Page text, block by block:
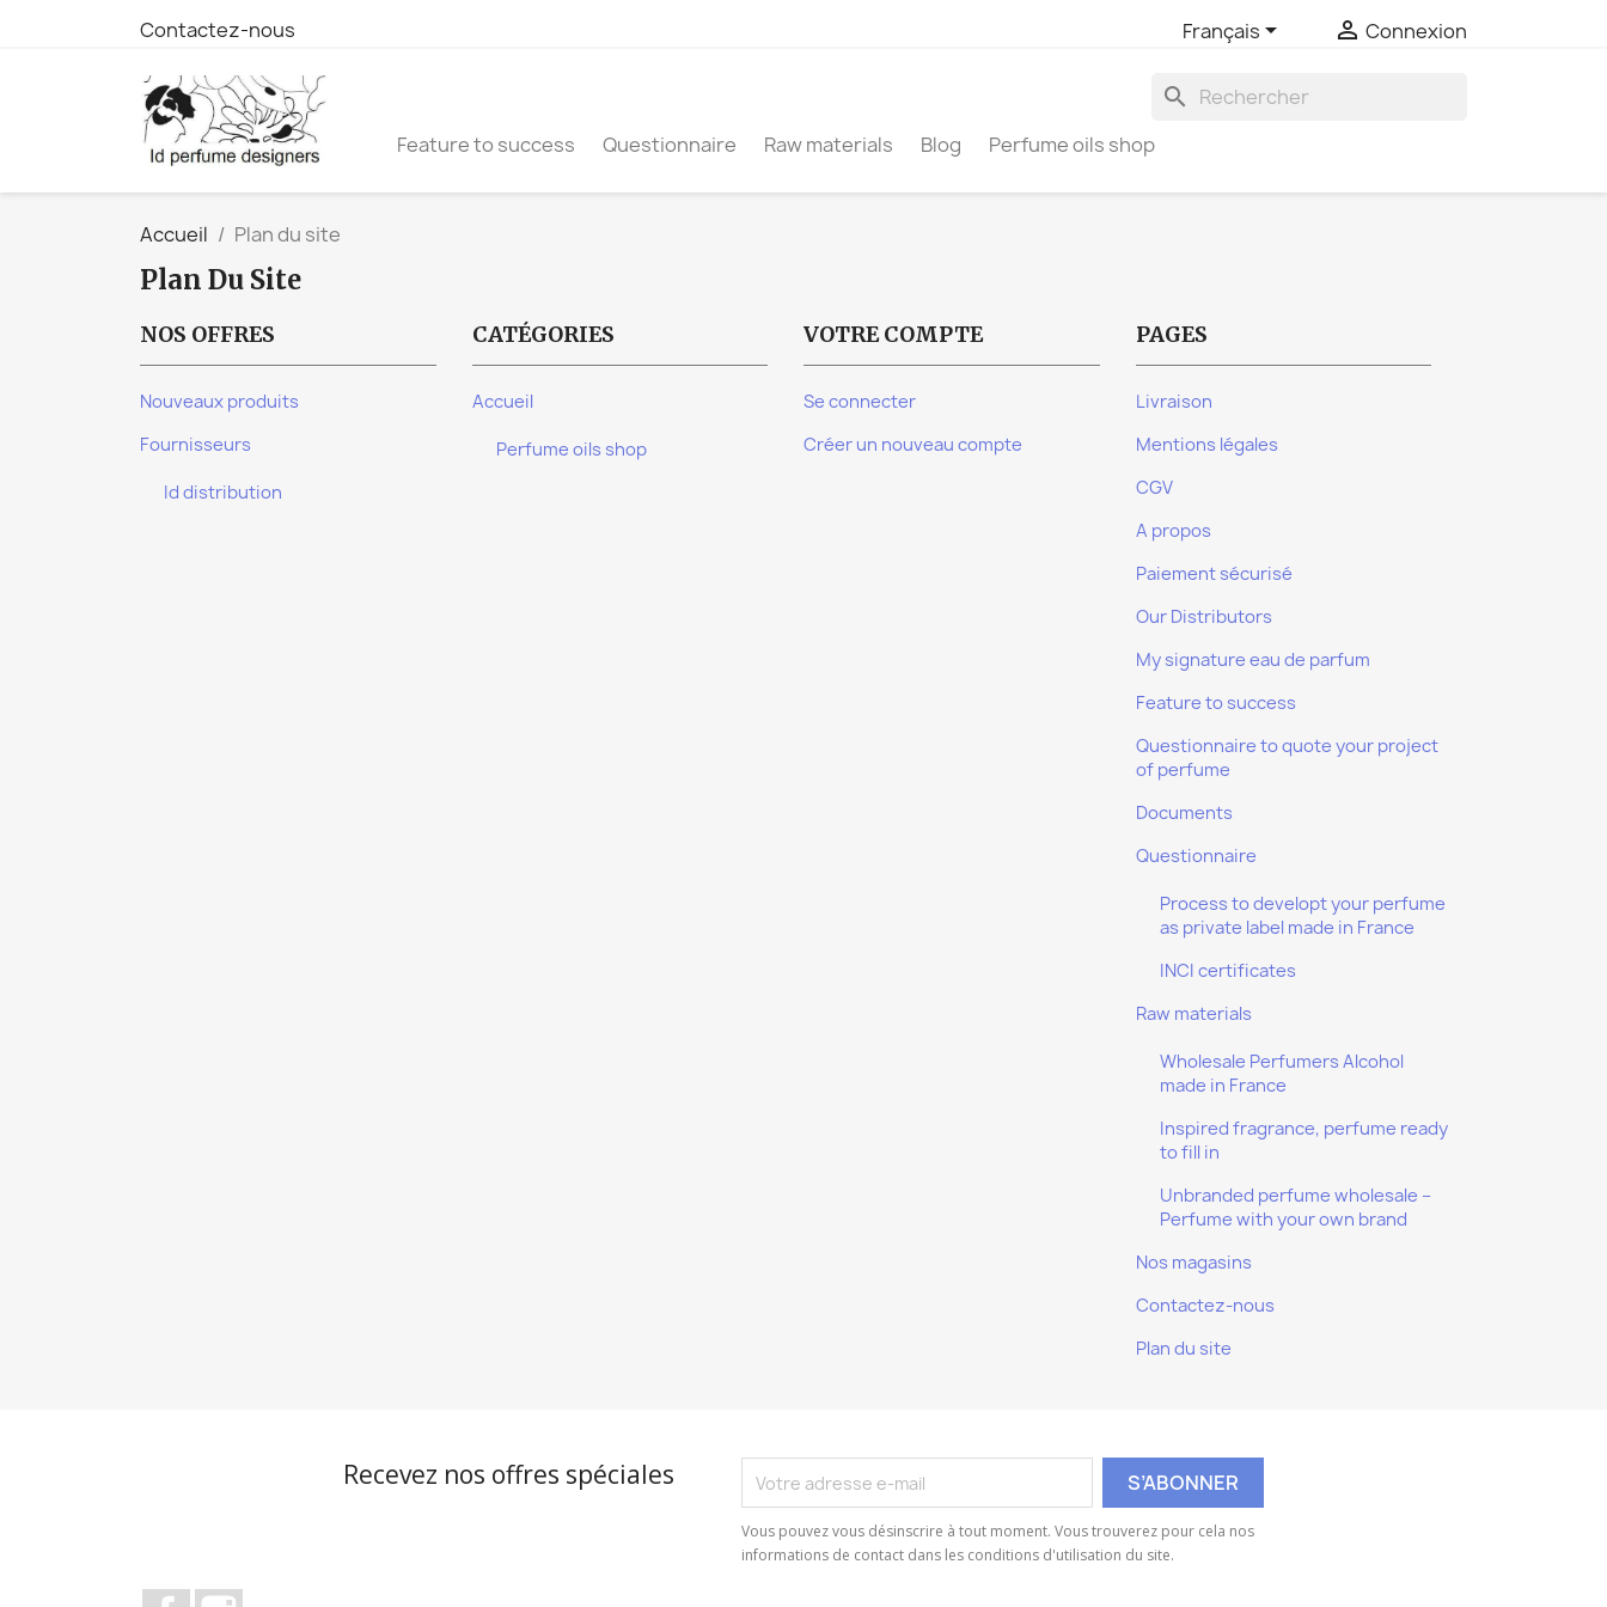
Contactez-nous Français  Connexion
search
Feature to success Questionnaire Raw materials Blog Perfume oils shop
Accueil Plan du site
Plan Du Site
NOS OFFRES
Nouveaux produits
Fournisseurs
Id distribution
CATÉGORIES
Accueil
Perfume oils shop
VOTRE COMPTE
Se connecter
Créer un nouveau compte
PAGES
Livraison
Mentions légales
CGV
A propos
Paiement sécurisé
Our Distributors
My signature eau de parfum
Feature to success
Questionnaire to quote your project
of perfume
Documents
Questionnaire
Process to developt your perfume
as private label made in France
INCI certificates
Raw materials
Wholesale Perfumers Alcohol
made in France
Inspired fragrance, perfume ready
to fill in
Unbranded perfume wholesale –
Perfume with your own brand
Nos magasins
Contactez-nous
Plan du site
Recevez nos offres spéciales
Vous pouvez vous désinscrire à tout moment. Vous trouverez pour cela nos
informations de contact dans les conditions d'utilisation du site.
Facebook